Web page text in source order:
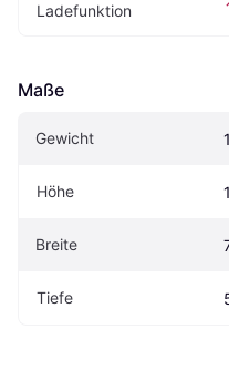
Ladefunktion
Maße
Gewicht
Höhe
Breite
Tiefe